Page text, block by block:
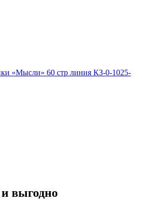
«Мысли» 60 стр линия КЗ-0-1025-
выгодно